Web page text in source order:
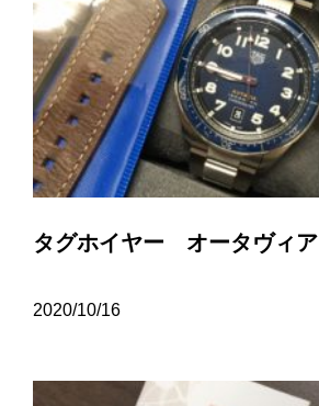
タグホイヤー オータヴィア
2020/10/16